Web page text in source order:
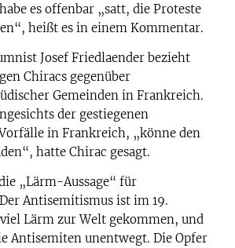
es offenbar „satt, die Proteste
heißt es in einem Kommentar.
Josef Friedlaender bezieht
Chiracs gegenüber
Gemeinden in Frankreich.
der gestiegenen
in Frankreich, „könne den
hatte Chirac gesagt.
„Lärm-Aussage“ für
Antisemitismus ist im 19.
Lärm zur Welt gekommen, und
Antisemiten unentwegt. Die Opfer